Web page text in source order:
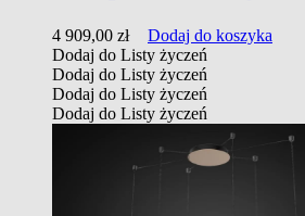
4 909,00 zł
Dodaj do koszyka
Dodaj do Listy życzeń
Dodaj do Listy życzeń
Dodaj do Listy życzeń
Dodaj do Listy życzeń